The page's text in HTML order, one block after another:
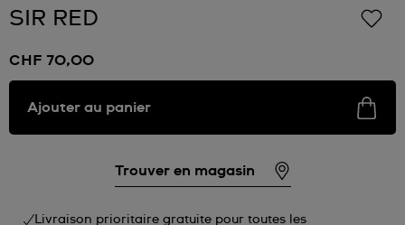
SIR RED
CHF 70,00
Ajouter au panier
Trouver en magasin
Livraison prioritaire gratuite pour toutes les